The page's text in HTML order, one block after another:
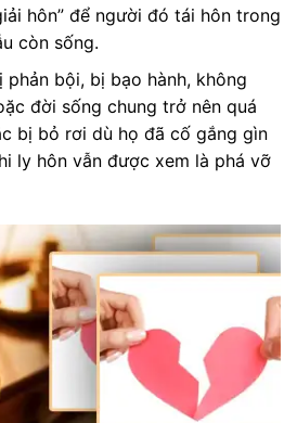
hôn” để người đó tái hôn trong
còn sống.
bội, bị bạo hành, không
đời sống chung trở nên quá
bị bỏ rơi dù họ đã cố gắng gìn
ly hôn vẫn được xem là phá vỡ